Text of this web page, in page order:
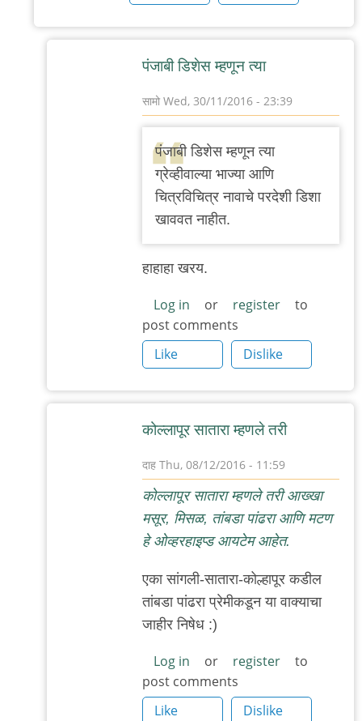
पंजाबी डिशेस म्हणून त्या
सामो Wed, 30/11/2016 - 23:39
In
reply
to
बापटाण्णा
तुम्ही
by
अभ्या..
पंजाबी डिशेस म्हणून त्या
ग्रेव्हीवाल्या भाज्या आणि
चित्रविचित्र नावाचे परदेशी डिशा
खाववत नाहीत.
हाहाहा खरय.
Log in or register
to
post comments
Like
Dislike
कोल्लापूर सातारा म्हणले तरी
दाह Thu, 08/12/2016 - 11:59
In
to
बापटाण्णा
तुम्ही
ऑल्वेज
वेलकम
अभ्या..
कोल्लापूर सातारा म्हणले तरी आख्खा
मसूर, मिसळ, तांबडा पांढरा आणि मटण
हे ओव्हरहाइप्ड आयटेम आहेत.
एका सांगली-सातारा-कोल्हापूर कडील
तांबडा पांढरा प्रेमीकडून या वाक्याचा
जाहीर निषेध :)
Log in or register
to
post comments
Like
Dislike